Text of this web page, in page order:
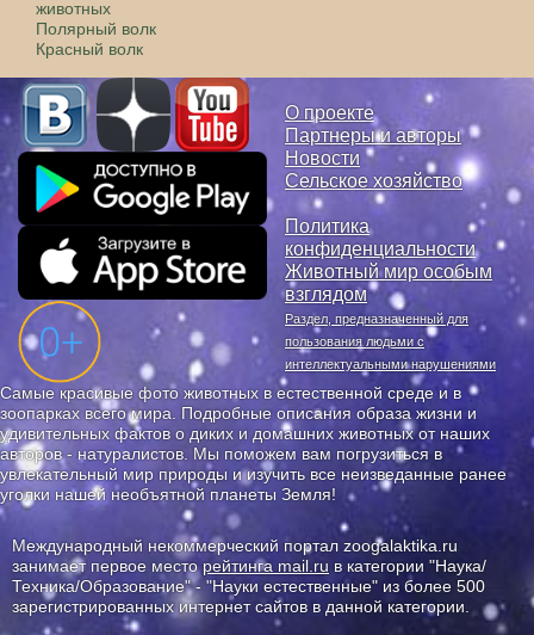
животных
Полярный волк
Красный волк
О проекте
Партнеры и авторы
Новости
Сельское хозяйство
Политика
конфиденциальности
Животный мир особым
взглядом
Раздел, предназначенный для
пользования людьми с
интеллектуальными нарушениями
Самые красивые фото животных в естественной среде и в
зоопарках всего мира. Подробные описания образа жизни и
удивительных фактов о диких и домашних животных от наших
авторов - натуралистов. Мы поможем вам погрузиться в
увлекательный мир природы и изучить все неизведанные ранее
уголки нашей необъятной планеты Земля!
Международный некоммерческий портал zoogalaktika.ru
занимает первое месторейтинга mail.ru в категории "Наука/
Техника/Образование" - "Науки естественные" из более 500
зарегистрированных интернет сайтов в данной категории.